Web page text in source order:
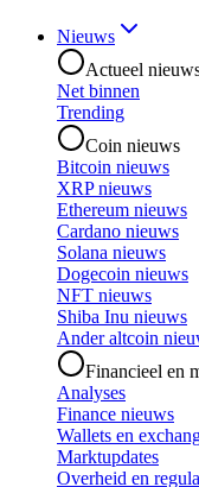
Nieuws
Actueel
Net binnen
Trending
Coin nieuws
Bitcoin nieuws
XRP nieuws
Ethereum nieuws
Cardano nieuws
Solana nieuws
Dogecoin nieuws
NFT nieuws
Shiba Inu nieuws
Ander altcoin
Financieel en
Analyses
Finance nieuws
Wallets en
Marktupdates
Overheid en